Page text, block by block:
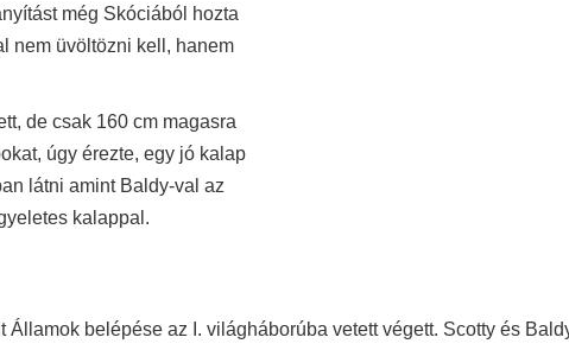
még Skóciából hozta
nem üvöltözni kell, hanem
de csak 160 cm magasra
úgy érezte, egy jó kalap
látni amint Baldy-val az
kalappal.
belépése az I. világháborúba vetett végett. Scotty és